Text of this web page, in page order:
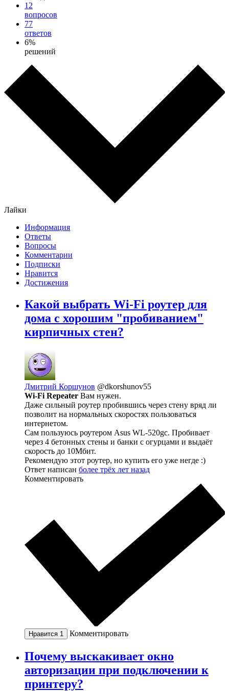
12
вопросов
77
ответов
6%
решений
Лайки
Информация
Ответы
Вопросы
Комментарии
Подписки
Нравится
Достижения
Какой выбрать Wi-Fi роутер для
дома с хорошим "пробиванием"
кирпичных стен?
Дмитрий Коршунов @dkorshunov55
Wi-Fi Repeater Вам нужен.
Даже сильный роутер пробившись через стену вряд ли
позволит на нормальных скоростях пользоваться
интернетом.
Сам пользуюсь роутером Asus WL-520gc. Пробивает
через 4 бетонных стены и банки с огурцами и выдаёт
скорость до 10Мбит.
Рекомендую этот роутер, но купить его уже негде :)
Ответ написан более трёх лет назад
Комментировать
Нравится 1 Комментировать
Почему выскакивает окно
авторизации при подключении к
принтеру?